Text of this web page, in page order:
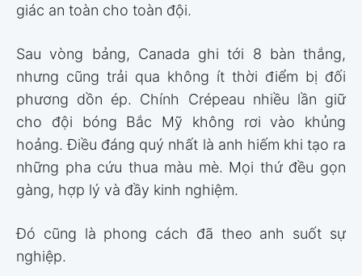
giác an toàn cho toàn đội.
Sau vòng bảng, Canada ghi tới 8 bàn thắng,
nhưng cũng trải qua không ít thời điểm bị đối
phương dồn ép. Chính Crépeau nhiều lần giữ
cho đội bóng Bắc Mỹ không rơi vào khủng
hoảng. Điều đáng quý nhất là anh hiếm khi tạo ra
những pha cứu thua màu mè. Mọi thứ đều gọn
gàng, hợp lý và đầy kinh nghiệm.
Đó cũng là phong cách đã theo anh suốt sự
nghiệp.